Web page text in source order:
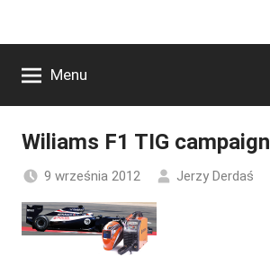
Menu
Wiliams F1 TIG campaign
9 września 2012 Jerzy Derdaś